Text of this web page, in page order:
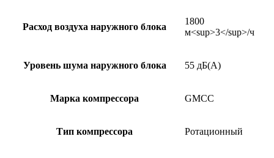
Расход воздуха наружного блока
1800
м<sup>3</sup>/ч
Уровень шума наружного блока 55 дБ(А)
Марка компрессора GMCC
Тип компрессора Ротационный